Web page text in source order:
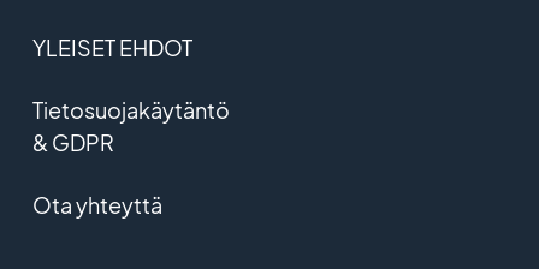
YLEISET EHDOT
Tietosuojakäytäntö
& GDPR
Ota yhteyttä